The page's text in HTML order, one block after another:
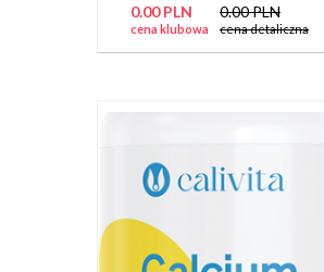
0.00 PLN
cena klubowa
0.00 PLN
cena detaliczna